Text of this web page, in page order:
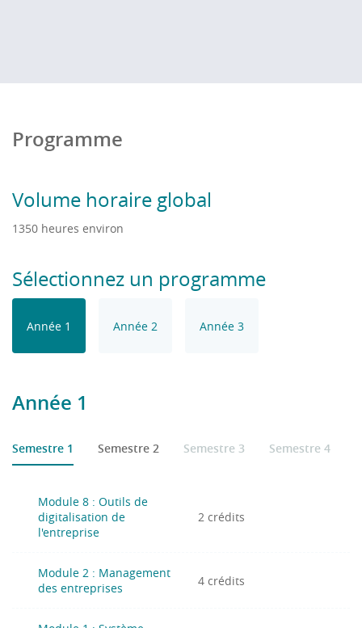
Programme
Volume horaire global
1350 heures environ
Sélectionnez un programme
Année 1 Année 2 Année 3
Année 1
Semestre 1 Semestre 2 Semestre 3 Semestre 4
Module 8 : Outils de
digitalisation de
l'entreprise
2 crédits
Module 2 : Management
des entreprises
4 crédits